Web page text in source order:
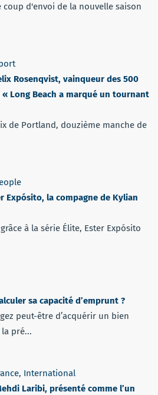
coup d'envoi de la nouvelle saison
Rosenqvist, vainqueur des 500
« Long Beach a marqué un tournant
de Portland, douzième manche de
Expósito, la compagne de Kylian
à la série Élite, Ester Expósito
sa capacité d’emprunt ?
peut-être d’acquérir un bien
pré...
, International
Laribi, présenté comme l’un